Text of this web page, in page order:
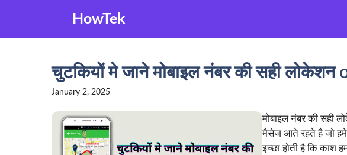
content
HowTek
चुटकियों मे जाने मोबाइल नंबर की सही लोकेशन
January 2, 2025
मोबाइल नंबर की सही
मैसेज आते रहते है जो हमे
इच्छा होती है कि काश